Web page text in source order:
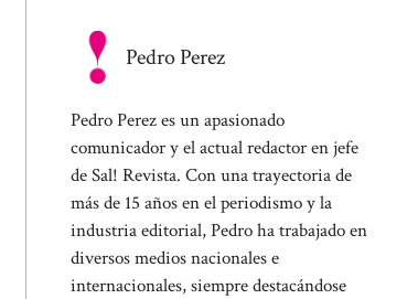
Pedro Perez
Pedro Perez es un apasionado
comunicador y el actual redactor en jefe
de Sal! Revista. Con una trayectoria de
más de 15 años en el periodismo y la
industria editorial, Pedro ha trabajado en
diversos medios nacionales e
internacionales, siempre destacándose